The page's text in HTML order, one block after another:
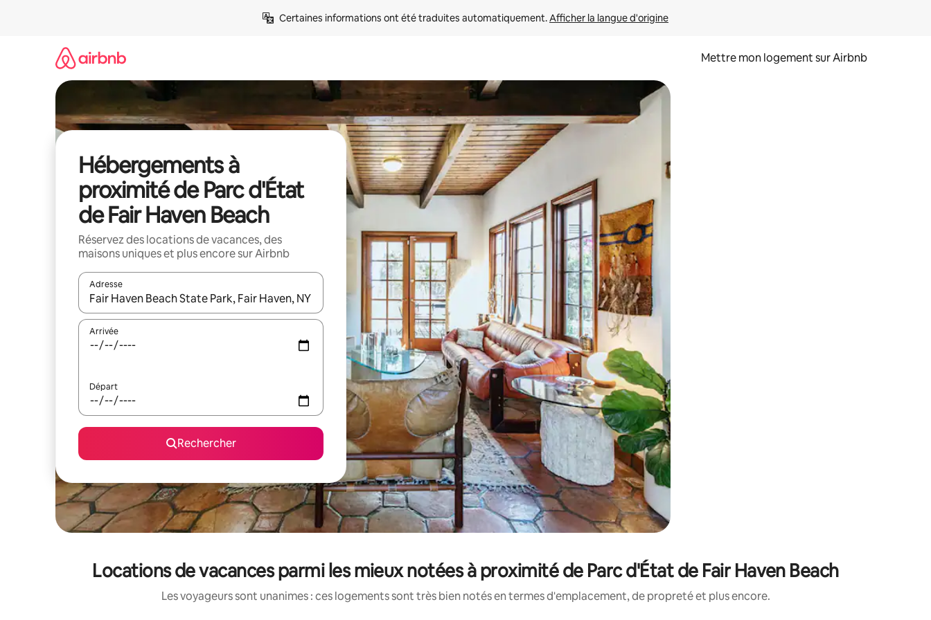
Certaines informations ont été traduites automatiquement. Afficher la langue d'origine
Mettre mon logement sur Airbnb
Hébergements à
proximité de Parc d'État
de Fair Haven Beach
Réservez des locations de vacances, des
maisons uniques et plus encore sur Airbnb
Adresse
Lorsque les résultats s'affichent, utilisez les flèches vers le haut et vers le bas pour les parcourir ou en appuyant et en faisant glisser.
Arrivée
Départ
Rechercher
Locations de vacances parmi les mieux notées à proximité de Parc d'État de Fair Haven Beach
Les voyageurs sont unanimes : ces logements sont très bien notés en termes d'emplacement, de propreté et plus encore.